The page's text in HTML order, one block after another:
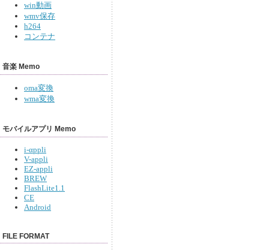
win動画
wmv保存
h264
コンテナ
音楽 Memo
oma変換
wma変換
モバイルアプリ Memo
i-αppli
V-appli
EZ-appli
BREW
FlashLite1.1
CE
Android
FILE FORMAT